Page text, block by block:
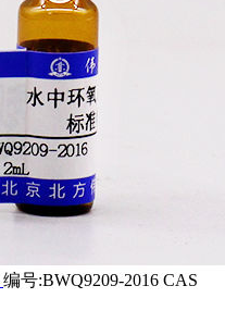
编号:BWQ9209-2016 CAS